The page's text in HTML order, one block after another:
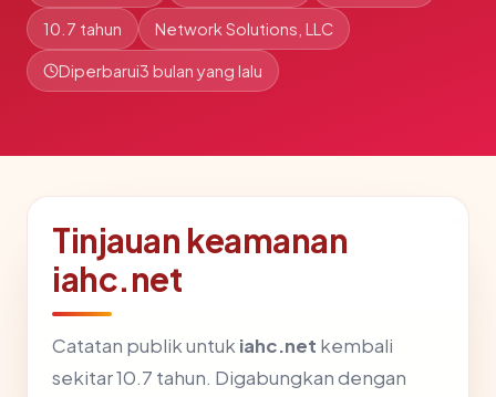
10.7 tahun Network Solutions, LLC
Diperbarui3 bulan yang lalu
Tinjauan keamanan
iahc.net
Catatan publik untuk iahc.net kembali
sekitar 10.7 tahun. Digabungkan dengan